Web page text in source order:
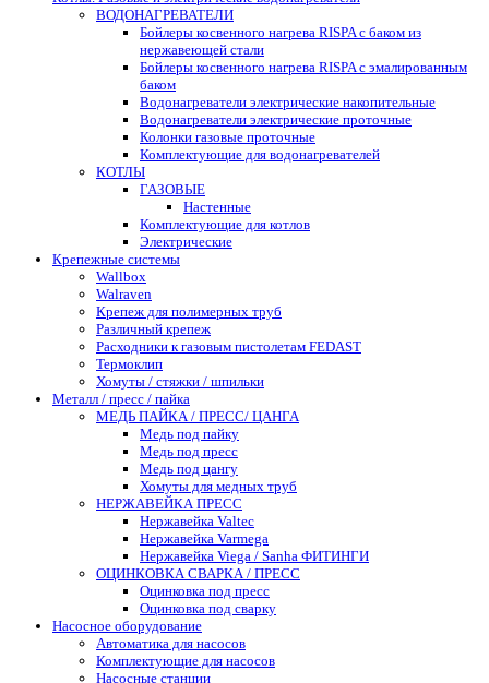
ВОДОНАГРЕВАТЕЛИ
Бойлеры косвенного нагрева RISPA с баком из
нержавеющей стали
Бойлеры косвенного нагрева RISPA с эмалированным
баком
Водонагреватели электрические накопительные
Водонагреватели электрические проточные
Колонки газовые проточные
Комплектующие для водонагревателей
КОТЛЫ
ГАЗОВЫЕ
Настенные
Комплектующие для котлов
Электрические
Крепежные системы
Wallbox
Walraven
Крепеж для полимерных труб
Различный крепеж
Расходники к газовым пистолетам FEDAST
Термоклип
Хомуты / стяжки / шпильки
Металл / пресс / пайка
МЕДЬ ПАЙКА / ПРЕСС/ ЦАНГА
Медь под пайку
Медь под пресс
Медь под цангу
Хомуты для медных труб
НЕРЖАВЕЙКА ПРЕСС
Нержавейка Valtec
Нержавейка Varmega
Нержавейка Viega / Sanha ФИТИНГИ
ОЦИНКОВКА СВАРКА / ПРЕСС
Оцинковка под пресс
Оцинковка под сварку
Насосное оборудование
Автоматика для насосов
Комплектующие для насосов
Насосные станции